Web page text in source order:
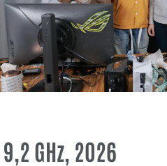
9,2 GHz, 2026